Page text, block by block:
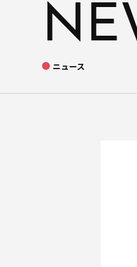
プレスリリース
Company
ニュース